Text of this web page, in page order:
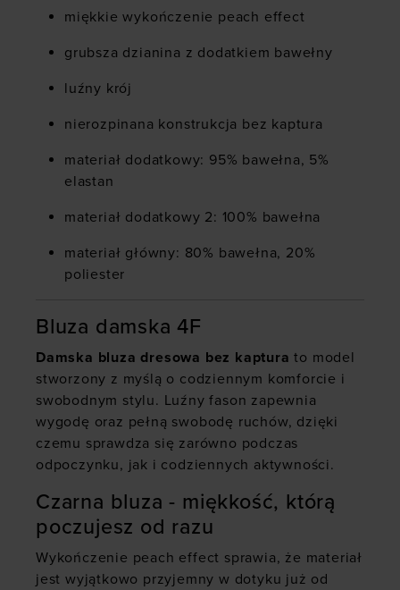
miękkie wykończenie peach effect
grubsza dzianina z dodatkiem bawełny
luźny krój
nierozpinana konstrukcja bez kaptura
materiał dodatkowy: 95% bawełna, 5%
elastan
materiał dodatkowy 2: 100% bawełna
materiał główny: 80% bawełna, 20%
poliester
Bluza damska 4F
Damska bluza dresowa bez kaptura to model
stworzony z myślą o codziennym komforcie i
swobodnym stylu. Luźny fason zapewnia
wygodę oraz pełną swobodę ruchów, dzięki
czemu sprawdza się zarówno podczas
odpoczynku, jak i codziennych aktywności.
Czarna bluza - miękkość, którą
poczujesz od razu
Wykończenie peach effect sprawia, że materiał
jest wyjątkowo przyjemny w dotyku już od